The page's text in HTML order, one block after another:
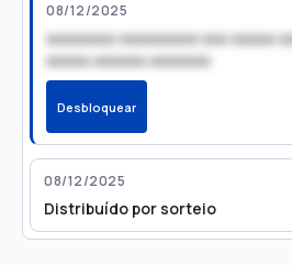
08/12/2025
xxxxxxxx xxxxxxxxx xxx xxxxx
xxxxx xxxxxx xxxxxxx
Desbloquear
08/12/2025
Distribuído por sorteio